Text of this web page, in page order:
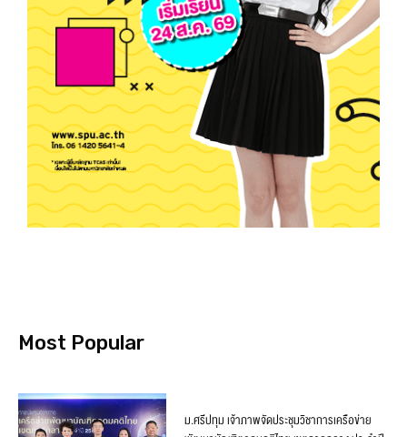
Most Popular
ม.ศรีปทุม เจ้าภาพจัดประชุมวิชาการเครือข่าย